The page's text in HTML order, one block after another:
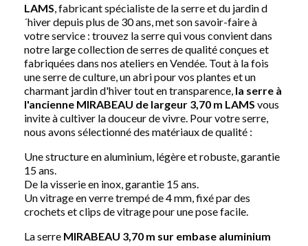
LAMS , fabricant spécialiste de la serre et du jardin d
´hiver depuis plus de 30 ans, met son savoir-faire à
votre service : trouvez la serre qui vous convient dans
notre large collection de serres de qualité conçues et
fabriquées dans nos ateliers en Vendée. Tout à la fois
une serre de culture, un abri pour vos plantes et un
charmant jardin d'hiver tout en transparence, la serre à
l'ancienne MIRABEAU de largeur 3,70 m LAMS vous
invite à cultiver la douceur de vivre. Pour votre serre,
nous avons sélectionné des matériaux de qualité :
Une structure en aluminium, légère et robuste, garantie
15 ans.
De la visserie en inox, garantie 15 ans.
Un vitrage en verre trempé de 4 mm, fixé par des
crochets et clips de vitrage pour une pose facile.
La serre MIRABEAU 3,70 m sur embase aluminium